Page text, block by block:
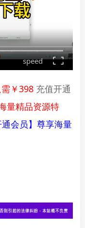
speed
￥398 充值开通
量精品资源特
会员】尊享海量